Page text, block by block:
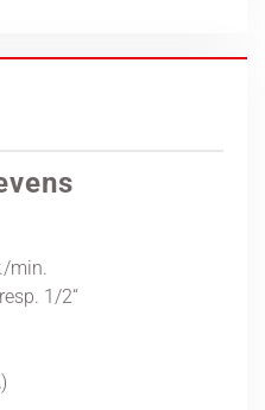
min.
1/2“